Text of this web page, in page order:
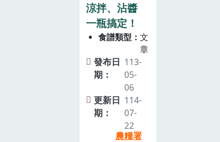
涼拌、沾醬
一瓶搞定！
食譜類型
文
章
發布日
期：
113-
05-
06
更新日
期：
114-
07-
22
農糧署